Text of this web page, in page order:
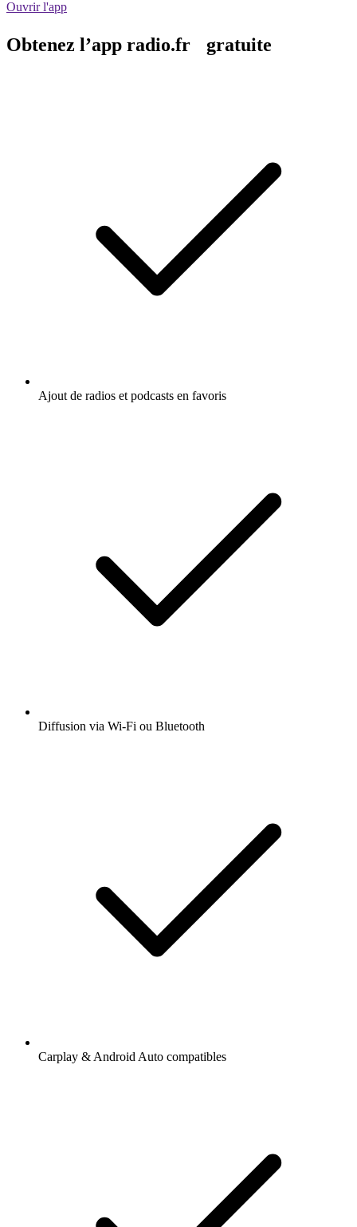
Ouvrir l'app
Obtenez l’app radio.fr gratuite
Ajout de radios et podcasts en favoris
Diffusion via Wi-Fi ou Bluetooth
Carplay & Android Auto compatibles